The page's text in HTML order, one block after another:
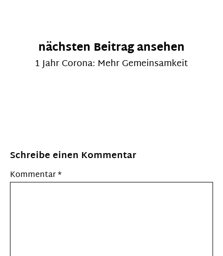
nächsten Beitrag ansehen
1 Jahr Corona: Mehr Gemeinsamkeit
Schreibe einen Kommentar
Kommentar*